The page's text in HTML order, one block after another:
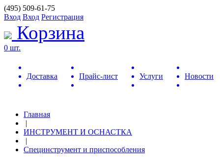
(495) 509-61-75
Вход Вход Регистрация
Корзина
0 шт.
Доставка Прайс-лист Услуги Новости
Главная
|
ИНСТРУМЕНТ И ОСНАСТКА
|
Специнструмент и приспособления